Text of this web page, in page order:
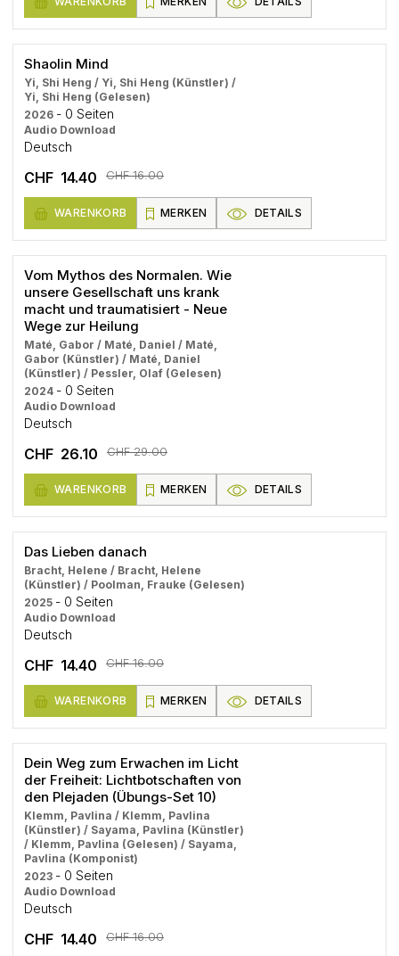
Shaolin Mind
Yi, Shi Heng / Yi, Shi Heng (Künstler) /
Yi, Shi Heng (Gelesen)
2026 - 0 Seiten
Audio Download
Deutsch
CHF 14.40 CHF 16.00
WARENKORB MERKEN DETAILS
Vom Mythos des Normalen. Wie
unsere Gesellschaft uns krank
macht und traumatisiert - Neue
Wege zur Heilung
Maté, Gabor / Maté, Daniel / Maté,
Gabor (Künstler) / Maté, Daniel
(Künstler) / Pessler, Olaf (Gelesen)
2024 - 0 Seiten
Audio Download
Deutsch
CHF 26.10 CHF 29.00
WARENKORB MERKEN DETAILS
Das Lieben danach
Bracht, Helene / Bracht, Helene
(Künstler) / Poolman, Frauke (Gelesen)
2025 - 0 Seiten
Audio Download
Deutsch
CHF 14.40 CHF 16.00
WARENKORB MERKEN DETAILS
Dein Weg zum Erwachen im Licht
der Freiheit: Lichtbotschaften von
den Plejaden (Übungs-Set 10)
Klemm, Pavlina / Klemm, Pavlina
(Künstler) / Sayama, Pavlina (Künstler)
/ Klemm, Pavlina (Gelesen) / Sayama,
Pavlina (Komponist)
2023 - 0 Seiten
Audio Download
Deutsch
CHF 14.40 CHF 16.00